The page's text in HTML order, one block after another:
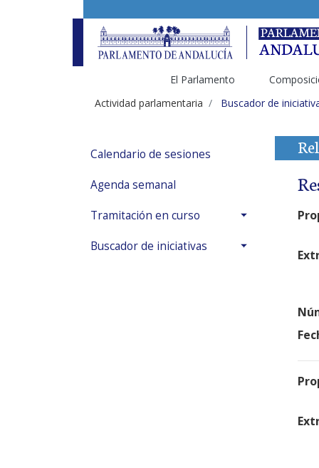
El Parlamento
Actividad parlamentaria
Buscador de
Calendario de sesiones
Agenda semanal
Tramitación en curso
Buscador de iniciativas